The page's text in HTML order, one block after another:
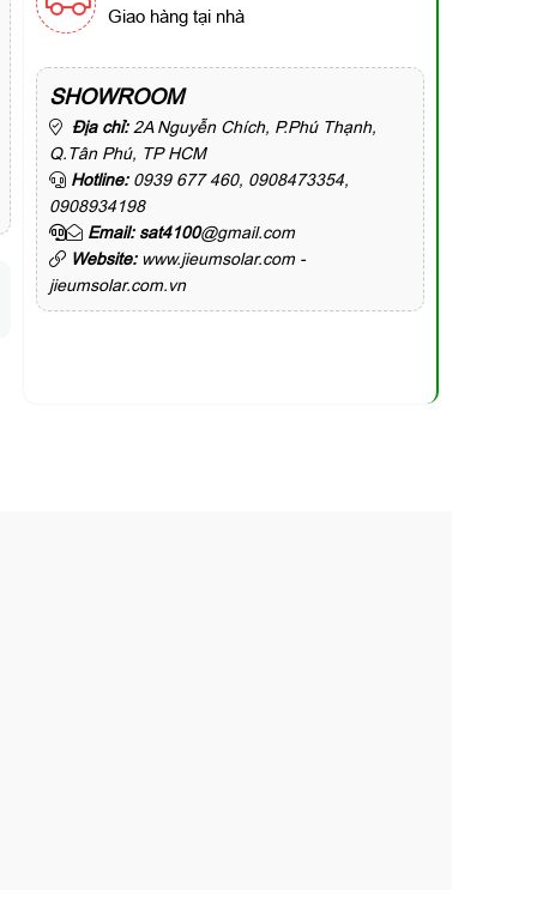
Giao hàng tại nhà
SHOWROOM
Địa chỉ: 2A Nguyễn Chích, P.Phú Thạnh,
Q.Tân Phú, TP HCM
Hotline: 0939 677 460, 0908473354,
0908934198
Email: sat4100@gmail.com
Website:www.jieumsolar.com -
jieumsolar.com.vn